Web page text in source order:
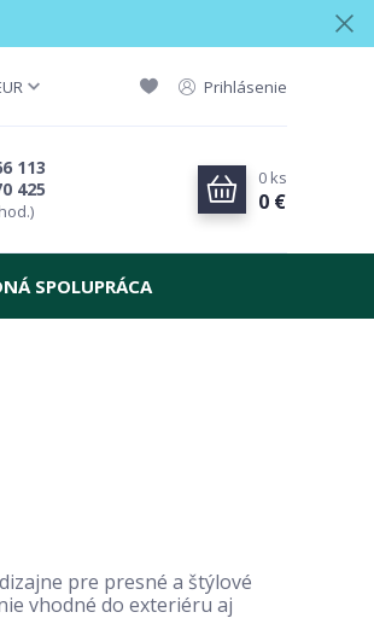
Prihlásenie
425
113 0 ks
0 €
SPOLUPRÁCA
pre presné a štýlové
vhodné do exteriéru aj